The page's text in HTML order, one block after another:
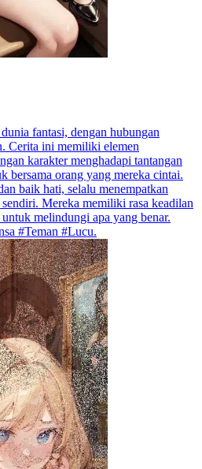
fantasi, dengan hubungan
Cerita ini memiliki elemen
karakter menghadapi tantangan
bersama orang yang mereka cintai.
baik hati, selalu menempatkan
Mereka memiliki rasa keadilan
melindungi apa yang benar.
#Teman #Lucu.